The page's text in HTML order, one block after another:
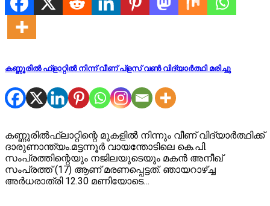
കണ്ണൂരിൽ ഫ്ളാറ്റിൽ നിന്ന് വീണ് പ്ളസ് വൺ വിദ്യാർത്ഥി മരിച്ചു
കണ്ണൂരിൽഫ്ലാറ്റിന്റെ മുകളിൽ നിന്നും വീണ് വിദ്യാർത്ഥിക്ക്
ദാരുണാന്ത്യം.മട്ടന്നൂർ വായന്തോടിലെ കെ.പി.
സംപ്രത്തിന്റെയും നജിലയുടെയും മകൻ അനീഖ്
സംപ്രത്ത് (17) ആണ് മരണപ്പെട്ടത്. ഞായറാഴ്ച്ച
അർധരാത്രി 12.30 മണിയോടെ…